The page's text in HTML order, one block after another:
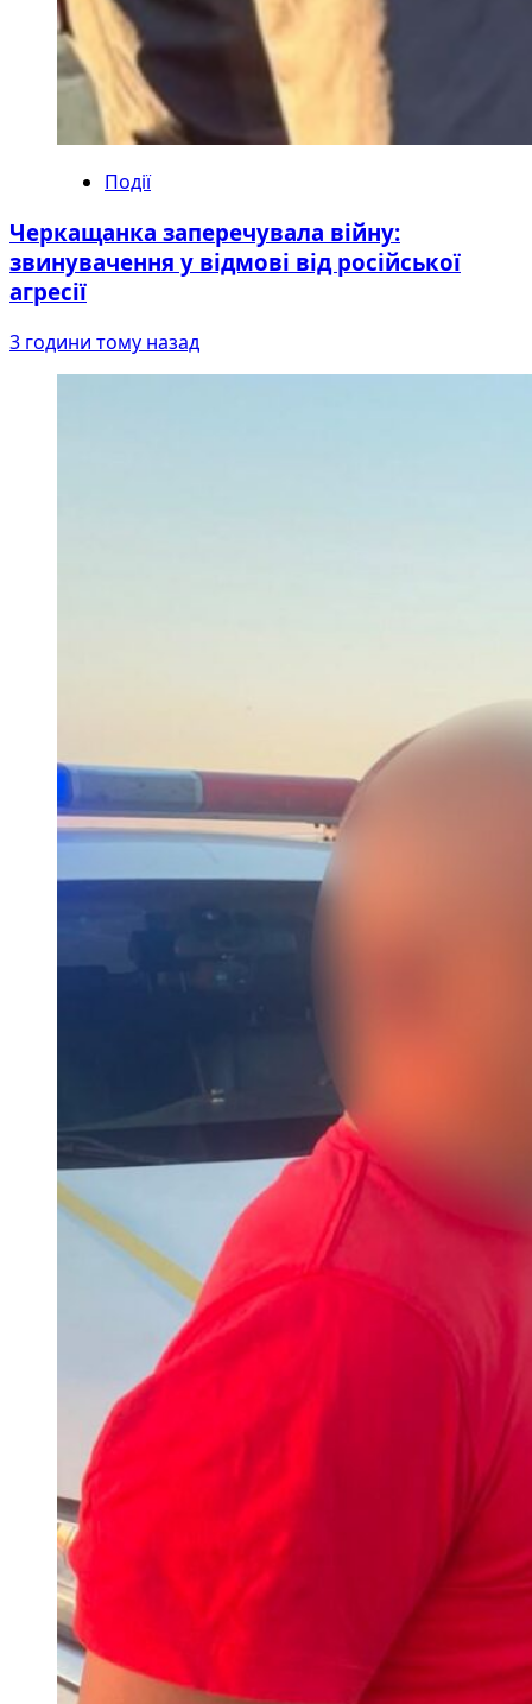
Події
Черкащанка заперечувала війну:
звинувачення у відмові від російської
агресії
3 години тому назад